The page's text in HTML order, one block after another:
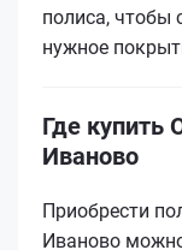
полиса, чтобы
нужное
Где купить
Иваново
Приобрести
Иваново